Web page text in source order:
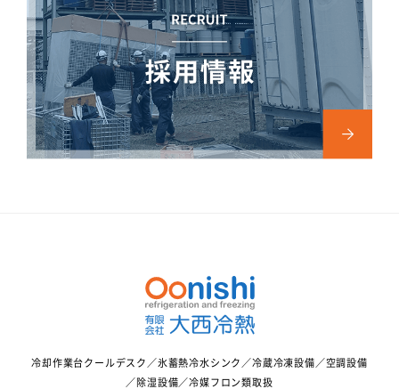
冷却作業台クールデスク／氷蓄熱冷水シンク／冷蔵冷凍設備／空調設備
／除湿設備／冷媒フロン類取扱